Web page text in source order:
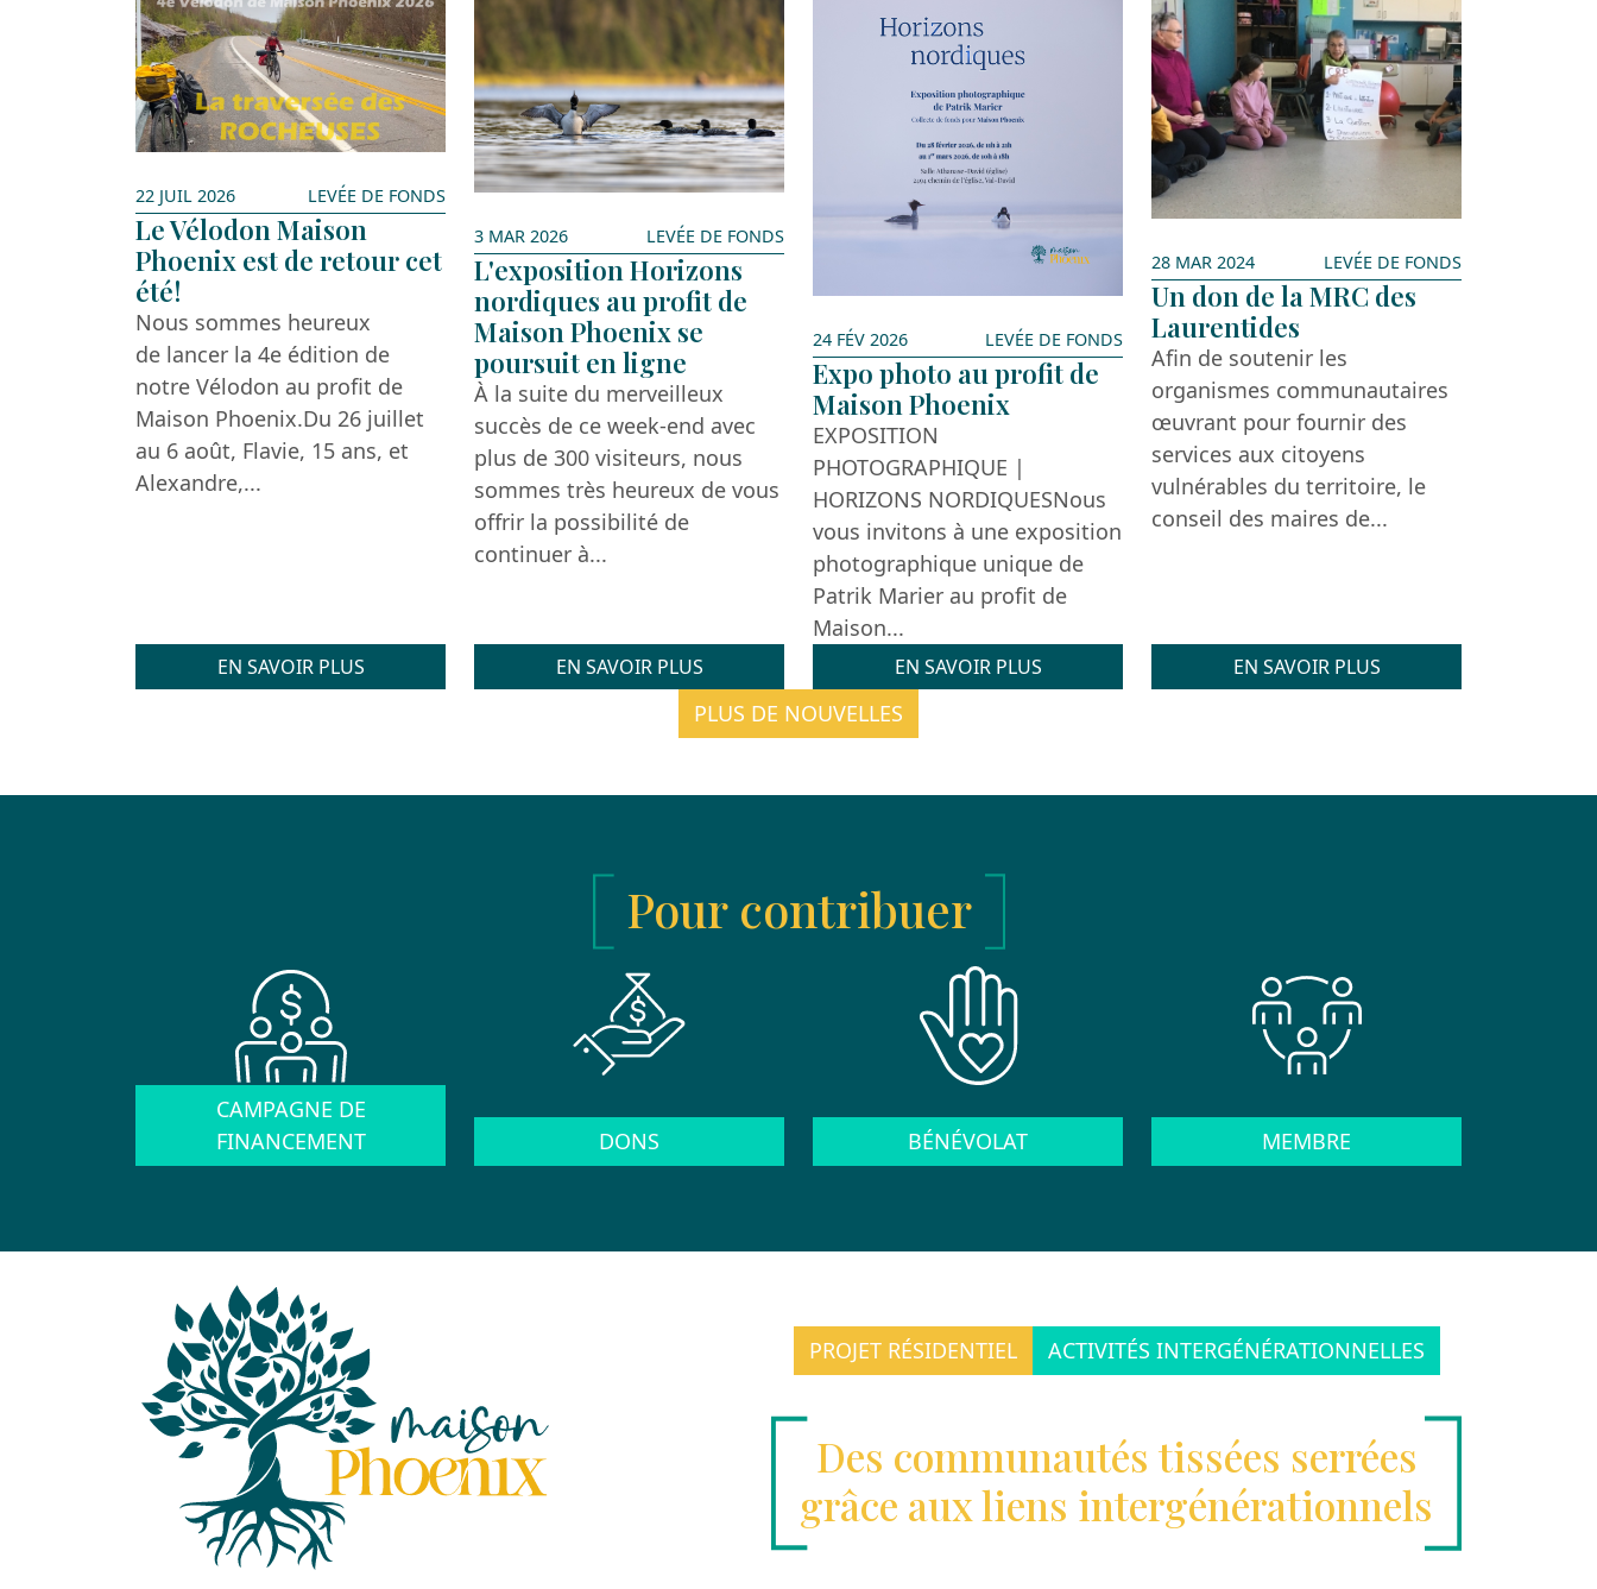
22 JUIL 2026 LEVÉE DE FONDS
Le Vélodon Maison
Phoenix est de retour cet
été!
Nous sommes heureux
de lancer la 4e édition de
notre Vélodon au profit de
Maison Phoenix.Du 26 juillet
au 6 août, Flavie, 15 ans, et
Alexandre,...
EN SAVOIR PLUS
3 MAR 2026 LEVÉE DE FONDS
L'exposition Horizons
nordiques au profit de
Maison Phoenix se
poursuit en ligne
À la suite du merveilleux
succès de ce week-end avec
plus de 300 visiteurs, nous
sommes très heureux de vous
offrir la possibilité de
continuer à...
EN SAVOIR PLUS
24 FÉV 2026 LEVÉE DE FONDS
Expo photo au profit de
Maison Phoenix
EXPOSITION
PHOTOGRAPHIQUE |
HORIZONS NORDIQUESNous
vous invitons à une exposition
photographique unique de
Patrik Marier au profit de
Maison...
EN SAVOIR PLUS
28 MAR 2024 LEVÉE DE FONDS
Un don de la MRC des
Laurentides
Afin de soutenir les
organismes communautaires
œuvrant pour fournir des
services aux citoyens
vulnérables du territoire, le
conseil des maires de...
EN SAVOIR PLUS
PLUS DE NOUVELLES
Pour contribuer
CAMPAGNE DE
FINANCEMENT
DONS BÉNÉVOLAT MEMBRE
PROJET RÉSIDENTIEL ACTIVITÉS INTERGÉNÉRATIONNELLES
Des communautés tissées serrées
grâce aux liens intergénérationnels